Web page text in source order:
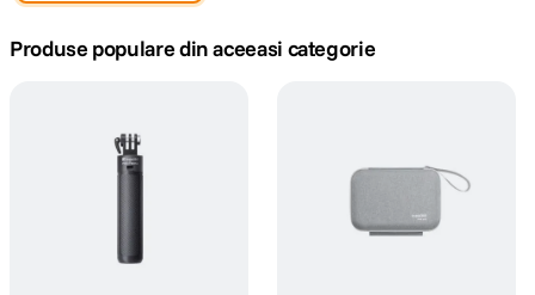
canon sx740 hs
sony fx
Produse populare din aceeasi categorie